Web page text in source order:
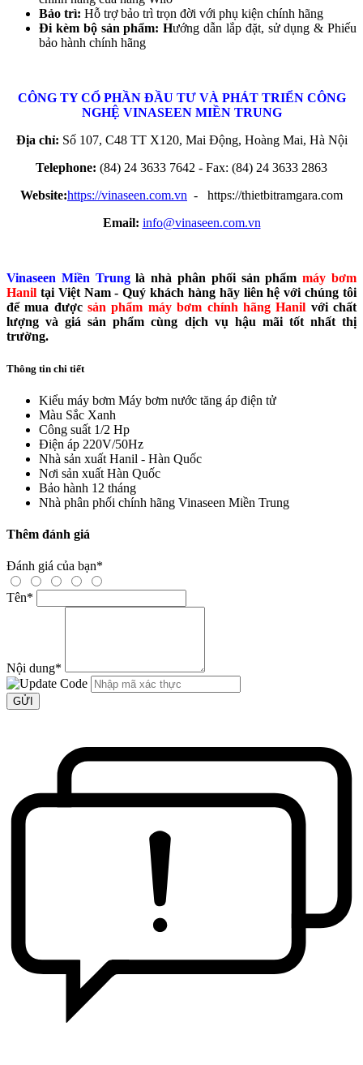
Bảo trì: Hỗ trợ bảo trì trọn đời với phụ kiện chính hãng
Đi kèm bộ sản phẩm: Hướng dẫn lắp đặt, sử dụng & Phiếu
bảo hành chính hãng
CÔNG TY CỔ PHẦN ĐẦU TƯ VÀ PHÁT TRIỂN CÔNG
NGHỆ VINASEEN MIỀN TRUNG
Địa chỉ: Số 107, C48 TT X120, Mai Động, Hoàng Mai, Hà Nội
Telephone: (84) 24 3633 7642 - Fax: (84) 24 3633 2863
Website:https://vinaseen.com.vn - https://thietbitramgara.com
Email: info@vinaseen.com.vn
Vinaseen Miền Trunglà nhà phân phối sản phẩmmáy bơm
Hanil tại Việt Nam - Quý khách hàng hãy liên hệ với chúng tôi
để mua đượcsản phẩm máy bơm chính hãng Hanil với chất
lượng và giá sản phẩm cùng dịch vụ hậu mãi tốt nhất thị
trường.
Thông tin chi tiết
Kiểu máy bơm Máy bơm nước tăng áp điện tử
Màu Sắc Xanh
Công suất 1/2 Hp
Điện áp 220V/50Hz
Nhà sản xuất Hanil - Hàn Quốc
Nơi sản xuất Hàn Quốc
Bảo hành 12 tháng
Nhà phân phối chính hãng Vinaseen Miền Trung
Thêm đánh giá
Đánh giá của bạn*
Tên*
Nội dung*
GỬI